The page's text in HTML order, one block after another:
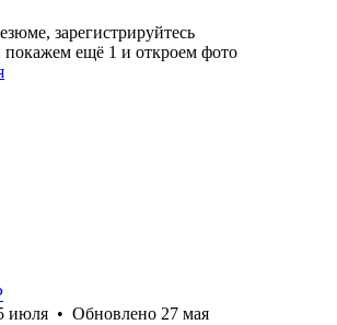
зарегистрируйтесь
покажем ещё 1 и откроем фото
июля • Обновлено 27 мая